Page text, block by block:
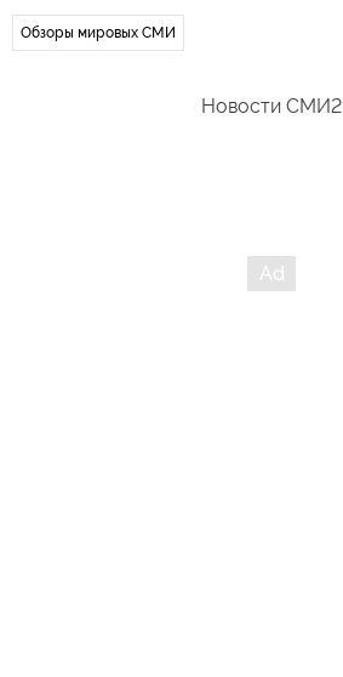
Обзоры мировых СМИ
Новости СМИ2